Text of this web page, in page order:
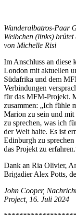
Wanderalbatros-Paar
Weibchen (links)
von Michelle Risi
Im Anschluss an diese
London mit aktuellen
Südafrika und dem
Verbindungen
für das MFM-Projekt.
zusammen: „Ich fühle
Marion zu sein und mit
zu sprechen, was ich
der Welt halte. Es ist
Edinburgh zu
das Projekt zu
Dank an Ria Olivier,
Brigadier Alex Potts,
John Cooper,
Project, 16. Juli 2024